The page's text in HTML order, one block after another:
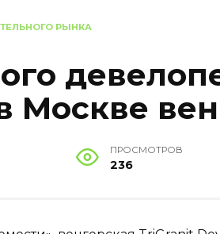
РЫНКА
Москве
ПРОСМОТРОВ
236